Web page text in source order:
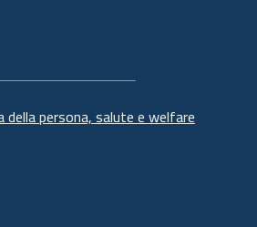
della persona, salute e welfare